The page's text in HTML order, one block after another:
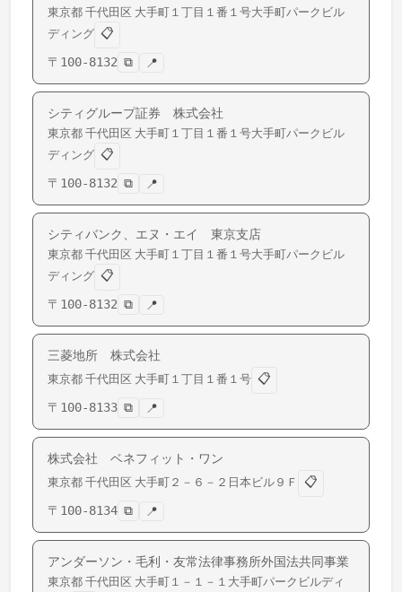
東京都 千代田区 大手町 １丁目１番１号大手町パークビル
ディング 📋
〒 100-8132 ⧉ 📍
シティグループ証券 株式会社
東京都 千代田区 大手町 １丁目１番１号大手町パークビル
ディング 📋
〒 100-8132 ⧉ 📍
シティバンク、エヌ・エイ 東京支店
東京都 千代田区 大手町 １丁目１番１号大手町パークビル
ディング 📋
〒 100-8132 ⧉ 📍
三菱地所 株式会社
東京都 千代田区 大手町 １丁目１番１号 📋
〒 100-8133 ⧉ 📍
株式会社 ベネフィット・ワン
東京都 千代田区 大手町 ２－６－２日本ビル９Ｆ
📋
〒 100-8134 ⧉ 📍
アンダーソン・毛利・友常法律事務所外国法共同事業
東京都 千代田区 大手町 １－１－１大手町パークビルディ